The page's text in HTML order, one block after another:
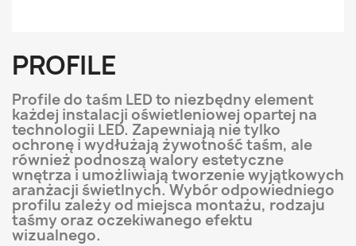
PROFILE
Profile do taśm LED to niezbędny element
każdej instalacji oświetleniowej opartej na
technologii LED. Zapewniają nie tylko
ochronę i wydłużają żywotność taśm, ale
również podnoszą walory estetyczne
wnętrza i umożliwiają tworzenie wyjątkowych
aranżacji świetlnych. Wybór odpowiedniego
profilu zależy od miejsca montażu, rodzaju
taśmy oraz oczekiwanego efektu
wizualnego.